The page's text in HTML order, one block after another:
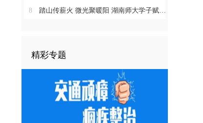
8 踏山传薪火 微光聚暖阳 湖南师大学子赋能沅陵乡土课堂
精彩专题